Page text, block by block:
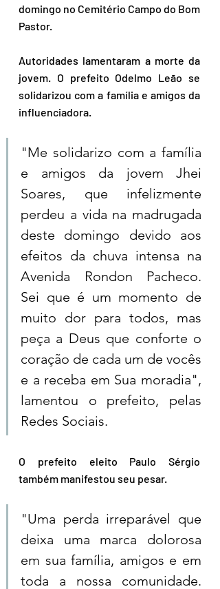
domingo no Cemitério Campo do Bom
Pastor.
Autoridades lamentaram a morte da
jovem. O prefeito Odelmo Leão se
solidarizou com a família e amigos da
influenciadora.
"Me solidarizo com a família
e amigos da jovem Jhei
Soares, que infelizmente
perdeu a vida na madrugada
deste domingo devido aos
efeitos da chuva intensa na
Avenida Rondon Pacheco.
Sei que é um momento de
muito dor para todos, mas
peça a Deus que conforte o
coração de cada um de vocês
e a receba em Sua moradia",
lamentou o prefeito, pelas
Redes Sociais.
O prefeito eleito Paulo Sérgio
também manifestou seu pesar.
"Uma perda irreparável que
deixa uma marca dolorosa
em sua família, amigos e em
toda a nossa comunidade.